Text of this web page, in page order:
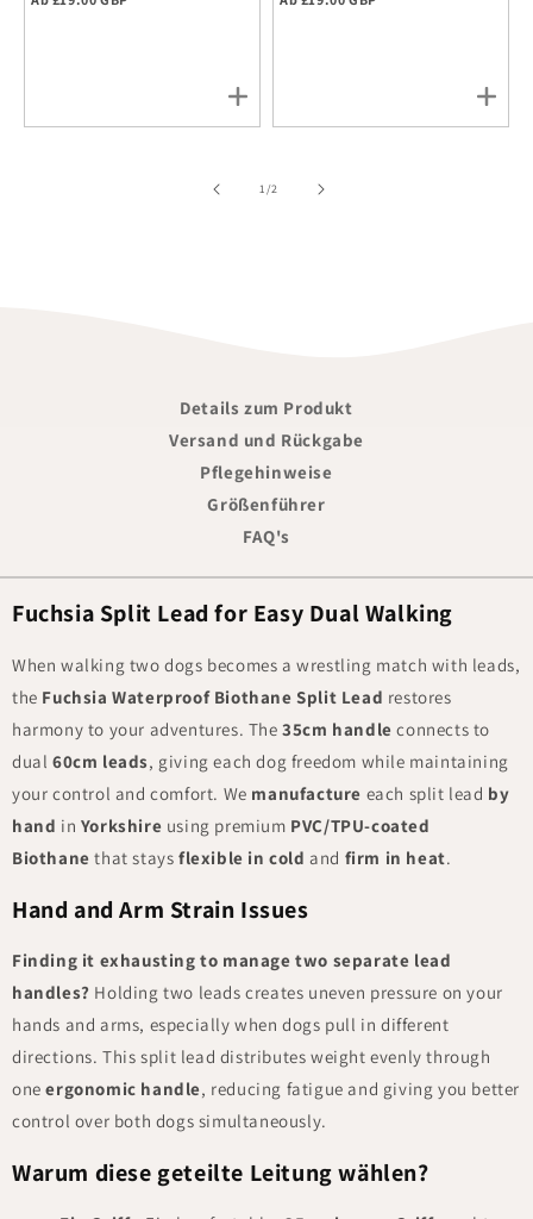
1/von
2
Details zum Produkt
Versand und Rückgabe
Pflegehinweise
Größenführer
FAQ's
Fuchsia Split Lead for Easy Dual Walking
When walking two dogs becomes a wrestling match with leads,
the Fuchsia Waterproof Biothane Split Lead restores
harmony to your adventures. The 35cm handle connects to
dual 60cm leads, giving each dog freedom while maintaining
your control and comfort. We manufacture each split lead by
hand in Yorkshire using premium PVC/TPU-coated
Biothane that stays flexible in cold and firm in heat.
Hand and Arm Strain Issues
Finding it exhausting to manage two separate lead
handles? Holding two leads creates uneven pressure on your
hands and arms, especially when dogs pull in different
directions. This split lead distributes weight evenly through
one ergonomic handle, reducing fatigue and giving you better
control over both dogs simultaneously.
Warum diese geteilte Leitung wählen?